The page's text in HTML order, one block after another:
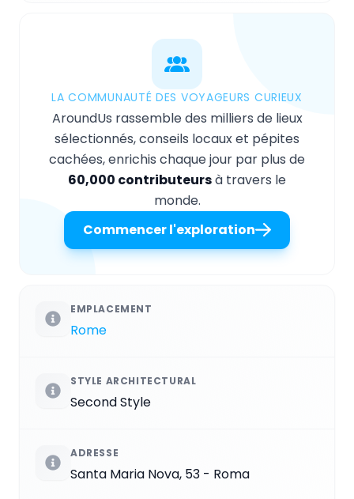
LA COMMUNAUTÉ DES VOYAGEURS CURIEUX
AroundUs rassemble des milliers de lieux
sélectionnés, conseils locaux et pépites
cachées, enrichis chaque jour par plus de
60,000 contributeursà travers le
monde.
Commencer l'exploration
EMPLACEMENT
Rome
STYLE ARCHITECTURAL
Second Style
ADRESSE
Santa Maria Nova, 53 - Roma